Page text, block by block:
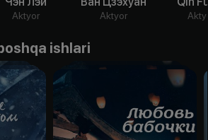
Aktyor Aktyor
ishlari